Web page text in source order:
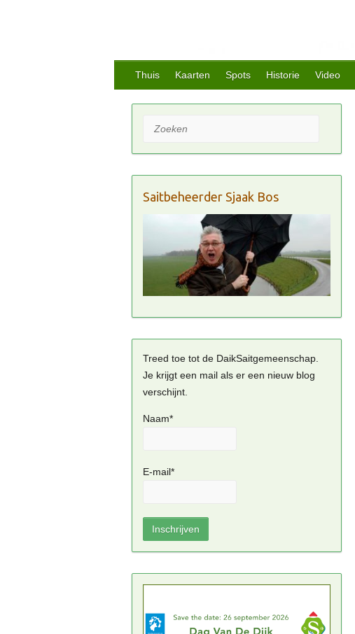
Thuis Kaarten Spots Historie Video
Zoeken
Saitbeheerder Sjaak Bos
Treed toe tot de DaikSaitgemeenschap.
Je krijgt een mail als er een nieuw blog
verschijnt.
Naam*
E-mail*